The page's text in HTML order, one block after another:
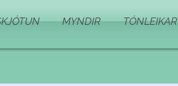
MYNDIR TÓNLEIKAR